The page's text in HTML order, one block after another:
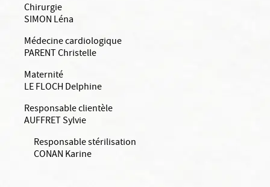
Chirurgie
SIMON Léna
Médecine cardiologique
PARENT Christelle
Maternité
LE FLOCH Delphine
Responsable clientèle
AUFFRET Sylvie
Responsable stérilisation
CONAN Karine